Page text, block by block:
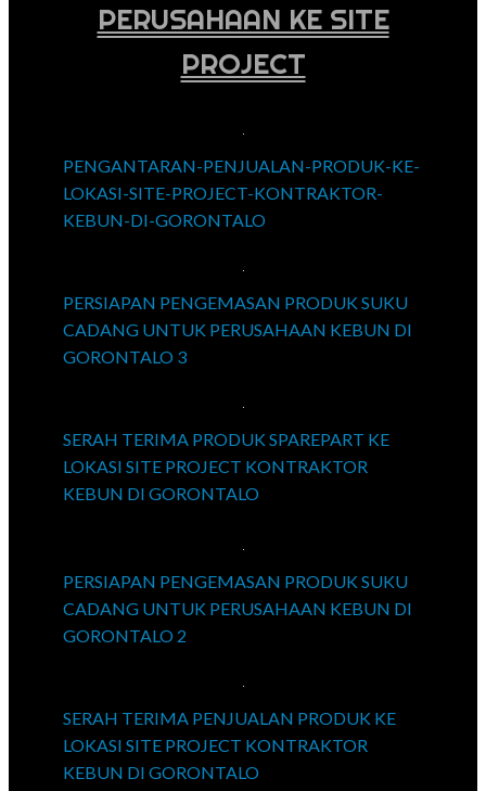
PERUSAHAAN KE SITE
PROJECT
PENGANTARAN-PENJUALAN-PRODUK-KE-
LOKASI-SITE-PROJECT-KONTRAKTOR-
KEBUN-DI-GORONTALO
PERSIAPAN PENGEMASAN PRODUK SUKU
CADANG UNTUK PERUSAHAAN KEBUN DI
GORONTALO 3
SERAH TERIMA PRODUK SPAREPART KE
LOKASI SITE PROJECT KONTRAKTOR
KEBUN DI GORONTALO
PERSIAPAN PENGEMASAN PRODUK SUKU
CADANG UNTUK PERUSAHAAN KEBUN DI
GORONTALO 2
SERAH TERIMA PENJUALAN PRODUK KE
LOKASI SITE PROJECT KONTRAKTOR
KEBUN DI GORONTALO